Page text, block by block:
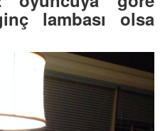
lambası olsa